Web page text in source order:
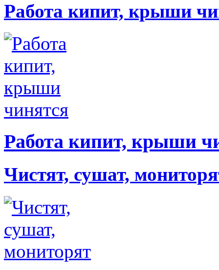
Работа кипит, крыши
Работа кипит, крыши
Чистят, сушат,